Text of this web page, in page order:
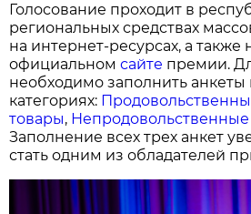
Голосование проходит в
региональных средствах
на интернет-ресурсах, а также
официальномсайте премии.
необходимо заполнить анкеты
категориях:
товары,
Заполнение всех трех анкет
стать одним из обладателей